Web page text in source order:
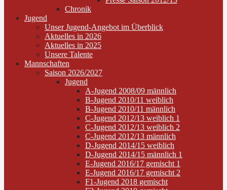
Chronik
Jugend
Unser Jugend-Angebot im Überblick
Aktuelles in 2026
Aktuelles in 2025
Unsere Talente
Mannschaften
Saison 2026/2027
Jugend
A-Jugend 2008/09 männlich
B-Jugend 2010/11 weiblich
B-Jugend 2010/11 männlich
C-Jugend 2012/13 weiblich 1
C-Jugend 2012/13 weiblich 2
C-Jugend 2012/13 männlich
D-Jugend 2014/15 weiblich
D-Jugend 2014/15 männlich 1
E-Jugend 2016/17 gemischt 1
E-Jugend 2016/17 gemischt 2
F1-Jugend 2018 gemischt